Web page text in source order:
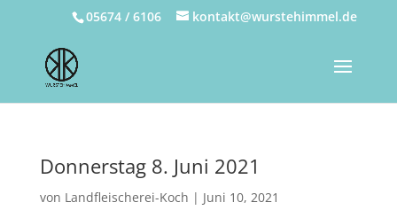
05674 / 6106 kontakt@wurstehimmel.de
Donnerstag 8. Juni 2021
von Landfleischerei-Koch | Juni 10, 2021